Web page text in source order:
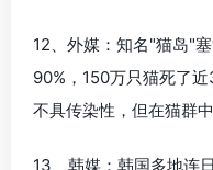
12、外媒：知名"猫岛"
90%，150万只猫死了
不具传染性，但在猫群
13、韩媒：韩国多地连